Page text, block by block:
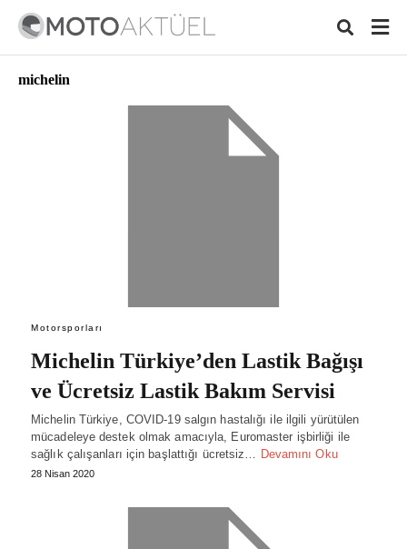
michelin
Motorsporları
Michelin Türkiye’den Lastik Bağışı
ve Ücretsiz Lastik Bakım Servisi
Michelin Türkiye, COVID-19 salgın hastalığı ile ilgili yürütülen
mücadeleye destek olmak amacıyla, Euromaster işbirliği ile
sağlık çalışanları için başlattığı ücretsiz… Devamını Oku
28 Nisan 2020